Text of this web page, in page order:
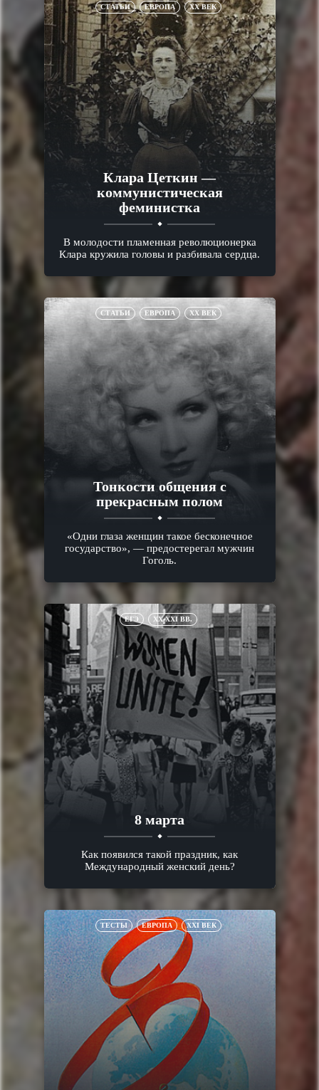
СТАТЬИ ЕВРОПА XX ВЕК
Клара Цеткин —
коммунистическая
феминистка
В молодости пламенная революционерка
Клара кружила головы и разбивала сердца.
СТАТЬИ ЕВРОПА XX ВЕК
Тонкости общения с
прекрасным полом
«Одни глаза женщин такое бесконечное
государство», — предостерегал мужчин
Гоголь.
ЕГЭ XX-XXI ВВ.
8 марта
Как появился такой праздник, как
Международный женский день?
ТЕСТЫ ЕВРОПА XXI ВЕК